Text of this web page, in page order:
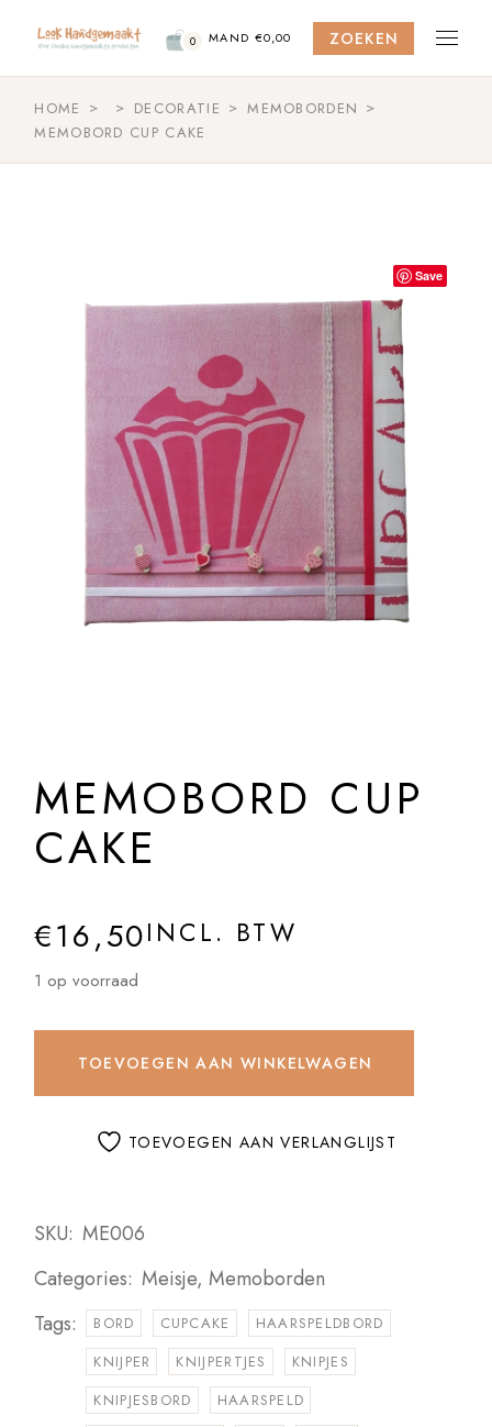
content
0 MAND €0,00 ZOEKEN
HOME DECORATIE
MEMOBORDEN
MEMOBORD CUP CAKE
Save
MEMOBORD CUP
CAKE
€16,50INCL. BTW
1 op voorraad
TOEVOEGEN AAN WINKELWAGEN
TOEVOEGEN AAN VERLANGLIJST
SKU: ME006
Categories: Meisje,Memoborden
Tags:
BORD CUPCAKE
HAARSPELDBORD
KNIJPER
KNIJPERTJES
KNIPJES
KNIPJESBORD
HAARSPELD